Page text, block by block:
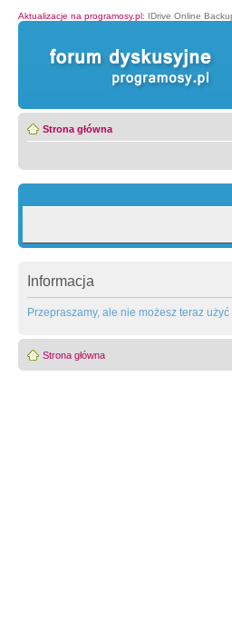
Aktualizacje na programosy.pl: IDrive Online
Strona główna
Informacja
Przepraszamy, ale nie możesz teraz
Strona główna